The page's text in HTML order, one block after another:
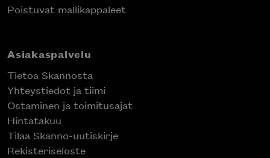
Poistuvat mallikappaleet
Asiakaspalvelu
Tietoa Skannosta
Yhteystiedot ja tiimi
Ostaminen ja toimitusajat
Hintatakuu
Tilaa Skanno-uutiskirje
Rekisteriseloste